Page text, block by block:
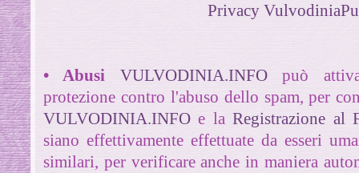
Privacy
• Abusi VULVODINIA.INFO
può
protezione contro l'abuso dello spam, per
VULVODINIA.INFO e laRegistrazione al
siano effettivamente effettuate da esseri
similari, per verificare anche in maniera